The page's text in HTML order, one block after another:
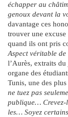
échapper au
genoux devant la
davantage ces
trouver une excuse
quand ils ont pris
Aspect véritable
l’Aurès, extraits
organe des
Tunis, une des
ne tuez pas
publique… Crevez-
les… Soyez